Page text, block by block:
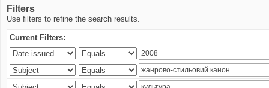
Filters
Use filters to refine the search results.
Current Filters: